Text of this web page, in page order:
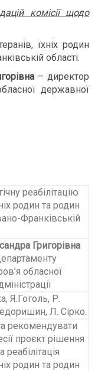
комісії щодо
їхніх родин
області.
– директор
державної
реабілітацію
родин та родин
Франківській
Григорівна
обласної
Я.Гоголь, Р.
Л. Сірко.
рекомендувати
проєкт рішення
реабілітація
родин та родин